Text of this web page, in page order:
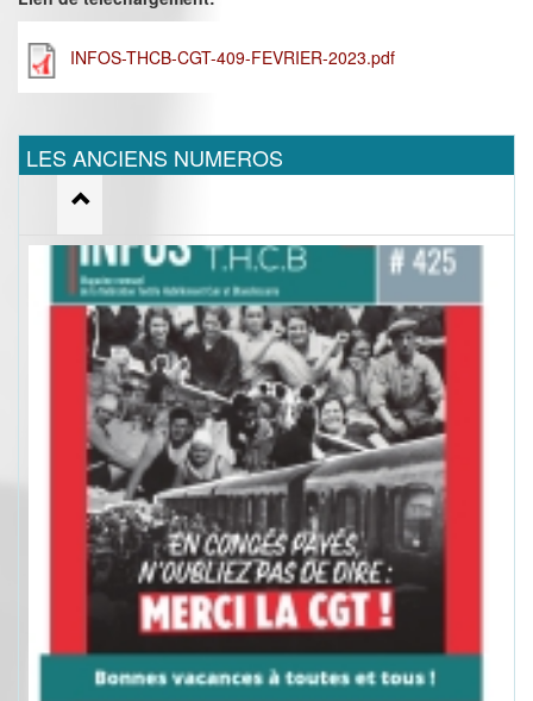
INFOS-THCB-CGT-409-FEVRIER-2023.pdf
LES ANCIENS NUMEROS